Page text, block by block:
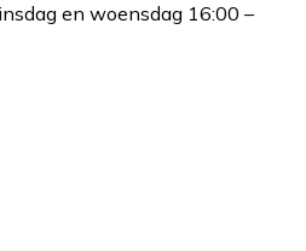
en woensdag 16:00 –